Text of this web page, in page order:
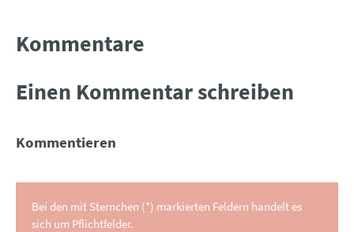
Kommentare
Einen Kommentar schreiben
Kommentieren
Bei den mit Sternchen (*) markierten Feldern handelt es
sich um Pflichtfelder.